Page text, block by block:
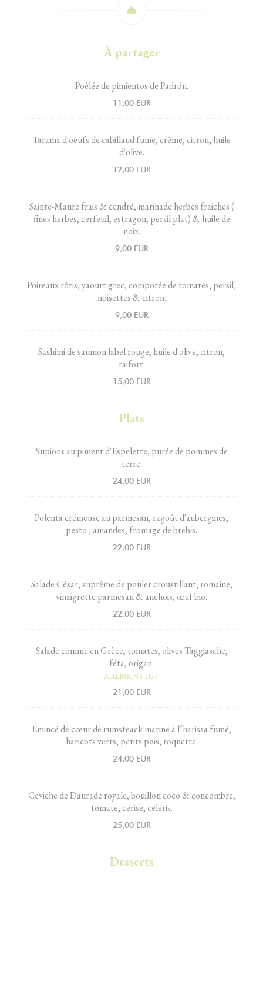
À partager
Poêlée de pimientos de Padrón.
11,00 EUR
Tarama d'oeufs de cabillaud fumé, crème, citron, huile
d'olive.
12,00 EUR
Sainte-Maure frais & cendré, marinade herbes fraiches (
fines herbes, cerfeuil, estragon, persil plat) & huile de
noix.
9,00 EUR
Poireaux rôtis, yaourt grec, compotée de tomates, persil,
noisettes & citron.
9,00 EUR
Sashimi de saumon label rouge, huile d'olive, citron,
raifort.
15,00 EUR
Plats
Supions au piment d'Espelette, purée de pommes de
terre.
24,00 EUR
Polenta crémeuse au parmesan, ragoût d'aubergines,
pesto , amandes, fromage de brebis.
22,00 EUR
Salade César, suprême de poulet croustillant, romaine,
vinaigrette parmesan & anchois, œuf bio.
22,00 EUR
Salade comme en Grèce, tomates, olives Taggiasche,
féta, origan.
ALLERGENS LIST
21,00 EUR
Émincé de cœur de rumsteack mariné à l’harissa fumé,
haricots verts, petits pois, roquette.
24,00 EUR
Ceviche de Daurade royale, bouillon coco & concombre,
tomate, cerise, céleris.
25,00 EUR
Desserts